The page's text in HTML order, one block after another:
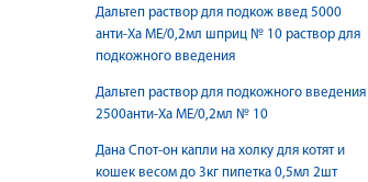
Дальтеп раствор для подкож введ 5000
анти-Ха МЕ/0,2мл шприц № 10 раствор для
подкожного введения
Дальтеп раствор для подкожного введения
2500анти-Ха МЕ/0,2мл № 10
Дана Спот-он капли на холку для котят и
кошек весом до 3кг пипетка 0,5мл 2шт